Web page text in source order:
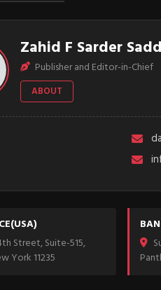
Zahid F Sarder
Publisher and Editor-in-Chief
ABOUT
Street, Suite-515,
York 11235